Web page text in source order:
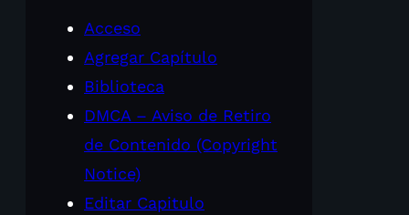
Acceso
Agregar Capítulo
Biblioteca
DMCA – Aviso de Retiro
de Contenido (Copyright
Notice)
Editar Capitulo